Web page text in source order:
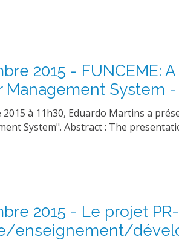
2015 - FUNCEME:
Management System -
2015 à 11h30, Eduardo Martins a
System". Abstract : The
2015 - Le projet
enseignement/